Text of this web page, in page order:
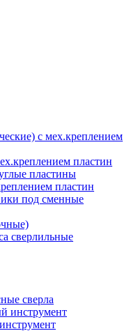
с мех.креплением
пластин
пластины
пластин
под сменные
сверлильные
сверла